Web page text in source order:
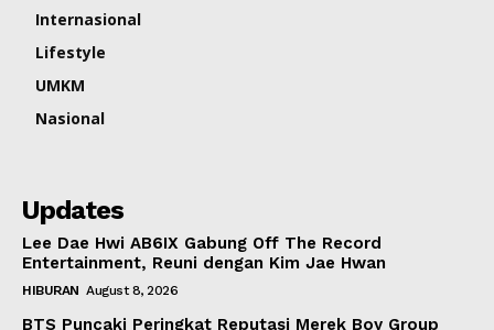
Internasional
Lifestyle
UMKM
Nasional
Updates
Lee Dae Hwi AB6IX Gabung Off The Record
Entertainment, Reuni dengan Kim Jae Hwan
HIBURAN August 8, 2026
BTS Puncaki Peringkat Reputasi Merek Boy Group